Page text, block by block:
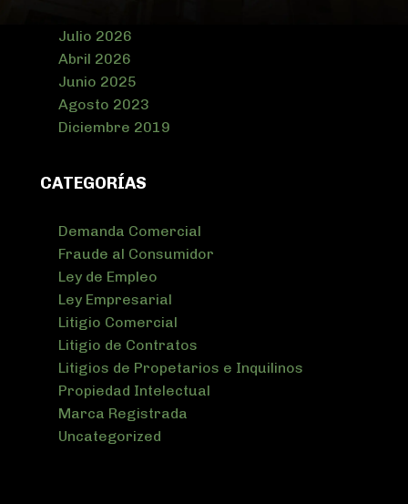
Julio 2026
Abril 2026
Junio 2025
Agosto 2023
Diciembre 2019
CATEGORÍAS
Demanda Comercial
Fraude al Consumidor
Ley de Empleo
Ley Empresarial
Litigio Comercial
Litigio de Contratos
Litigios de Propetarios e Inquilinos
Propiedad Intelectual
Marca Registrada
Uncategorized